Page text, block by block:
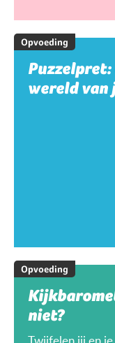
Opvoeding
wereld van
Opvoeding
niet?